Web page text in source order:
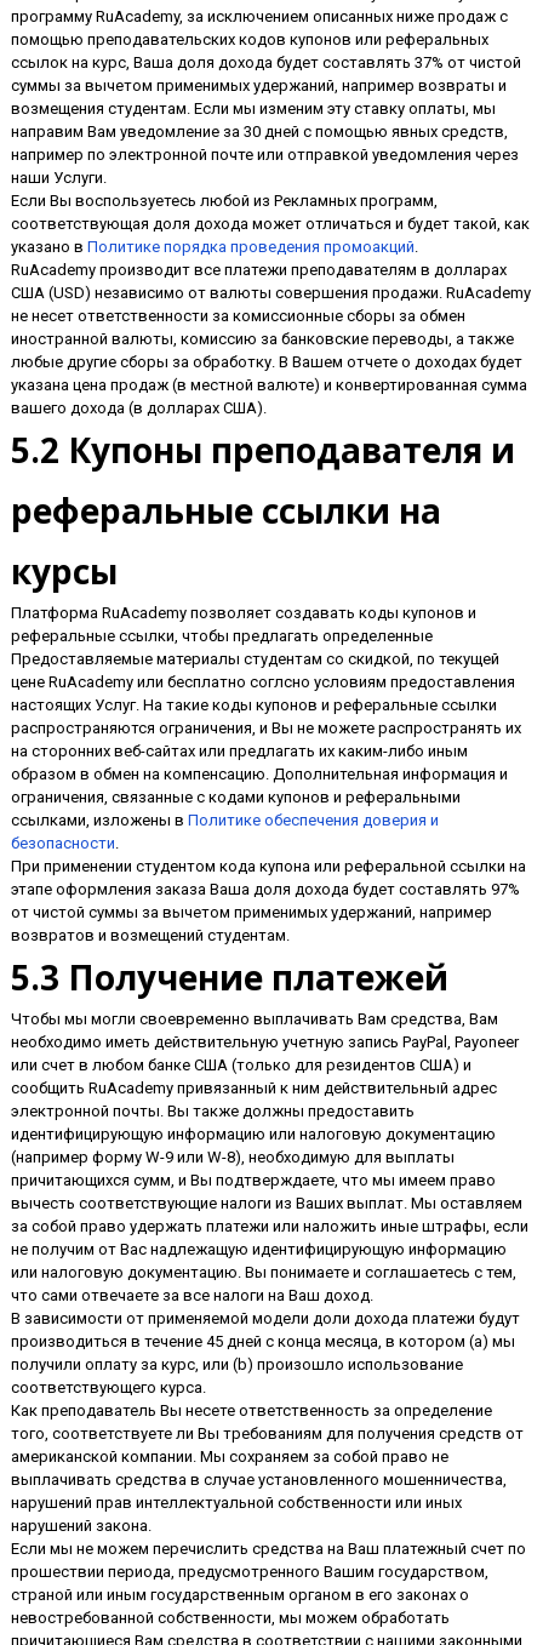
программу RuAcademy, за исключением описанных ниже продаж с
помощью преподавательских кодов купонов или реферальных
ссылок на курс, Ваша доля дохода будет составлять 37% от чистой
суммы за вычетом применимых удержаний, например возвраты и
возмещения студентам. Если мы изменим эту ставку оплаты, мы
направим Вам уведомление за 30 дней с помощью явных средств,
например по электронной почте или отправкой уведомления через
наши Услуги.
Если Вы воспользуетесь любой из Рекламных программ,
соответствующая доля дохода может отличаться и будет такой, как
указано в Политике порядка проведения промоакций.
RuAcademy производит все платежи преподавателям в долларах
США (USD) независимо от валюты совершения продажи. RuAcademy
не несет ответственности за комиссионные сборы за обмен
иностранной валюты, комиссию за банковские переводы, а также
любые другие сборы за обработку. В Вашем отчете о доходах будет
указана цена продаж (в местной валюте) и конвертированная сумма
вашего дохода (в долларах США).
5.2 Купоны преподавателя и
реферальные ссылки на
курсы
Платформа RuAcademy позволяет создавать коды купонов и
реферальные ссылки, чтобы предлагать определенные
Предоставляемые материалы студентам со скидкой, по текущей
цене RuAcademy или бесплатно соглсно условиям предоставления
настоящих Услуг. На такие коды купонов и реферальные ссылки
распространяются ограничения, и Вы не можете распространять их
на сторонних веб-сайтах или предлагать их каким-либо иным
образом в обмен на компенсацию. Дополнительная информация и
ограничения, связанные с кодами купонов и реферальными
ссылками, изложены в Политике обеспечения доверия и
безопасности.
При применении студентом кода купона или реферальной ссылки на
этапе оформления заказа Ваша доля дохода будет составлять 97%
от чистой суммы за вычетом применимых удержаний, например
возвратов и возмещений студентам.
5.3 Получение платежей
Чтобы мы могли своевременно выплачивать Вам средства, Вам
необходимо иметь действительную учетную запись PayPal, Payoneer
или счет в любом банке США (только для резидентов США) и
сообщить RuAcademy привязанный к ним действительный адрес
электронной почты. Вы также должны предоставить
идентифицирующую информацию или налоговую документацию
(например форму W-9 или W-8), необходимую для выплаты
причитающихся сумм, и Вы подтверждаете, что мы имеем право
вычесть соответствующие налоги из Ваших выплат. Мы оставляем
за собой право удержать платежи или наложить иные штрафы, если
не получим от Вас надлежащую идентифицирующую информацию
или налоговую документацию. Вы понимаете и соглашаетесь с тем,
что сами отвечаете за все налоги на Ваш доход.
В зависимости от применяемой модели доли дохода платежи будут
производиться в течение 45 дней с конца месяца, в котором (а) мы
получили оплату за курс, или (b) произошло использование
соответствующего курса.
Как преподаватель Вы несете ответственность за определение
того, соответствуете ли Вы требованиям для получения средств от
американской компании. Мы сохраняем за собой право не
выплачивать средства в случае установленного мошенничества,
нарушений прав интеллектуальной собственности или иных
нарушений закона.
Если мы не можем перечислить средства на Ваш платежный счет по
прошествии периода, предусмотренного Вашим государством,
страной или иным государственным органом в его законах о
невостребованной собственности, мы можем обработать
причитающиеся Вам средства в соответствии с нашими законными